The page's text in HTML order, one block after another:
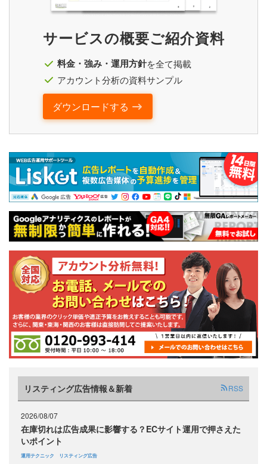
サービスの概要ご紹介資料
料金・強み・運用方針を全て掲載
アカウント分析の資料サンプル
ダウンロードする
リスティング広告情報＆新着 RSS
2026/08/07
在庫切れは広告成果に影響する？ECサイト運用で押さえた
いポイント
運用テクニック リスティング広告